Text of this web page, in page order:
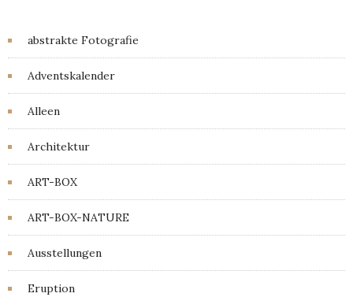
abstrakte Fotografie
Adventskalender
Alleen
Architektur
ART-BOX
ART-BOX-NATURE
Ausstellungen
Eruption